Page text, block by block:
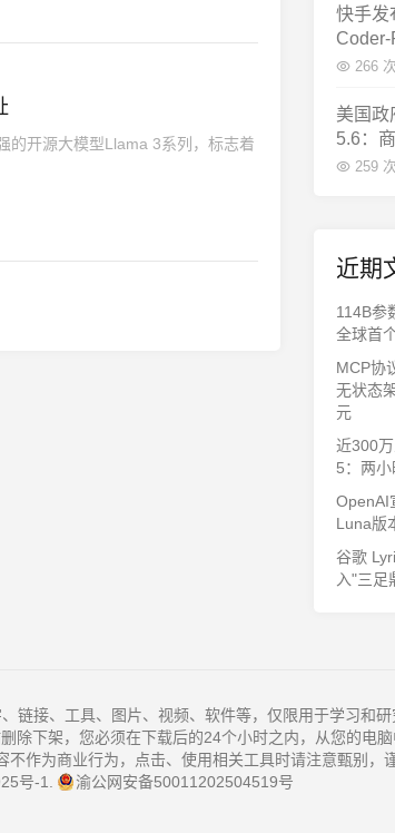
的开源大模型Llama 3系列，标志着
球AI合
快手发
Coder-
首个能
编程模
266
美国政
5.6：
行，
259
近期
114B参
全球首
MCP协
无状态
元
近300
5：两
OpenAI
Luna版
谷歌
入"三足
链接、工具、图片、视频、软件等，仅限用于学习和
下架，您必须在下载后的24个小时之内，从您的电
作为商业行为，点击、使用相关工具时请注意甄别，
号-1 渝公网安备50011202504519号